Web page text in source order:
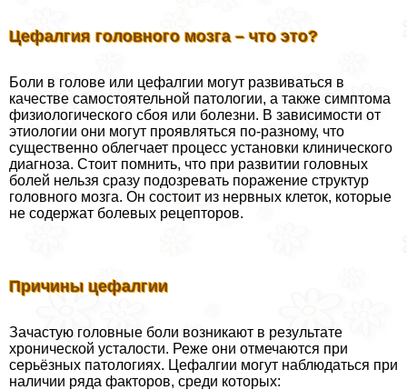
Цефалгия головного мозга – что это?
Боли в голове или цефалгии могут развиваться в
качестве самостоятельной патологии, а также симптома
физиологического сбоя или болезни. В зависимости от
этиологии они могут проявляться по-разному, что
существенно облегчает процесс установки клинического
диагноза. Стоит помнить, что при развитии головных
болей нельзя сразу подозревать поражение структур
головного мозга. Он состоит из нервных клеток, которые
не содержат болевых рецепторов.
Причины цефалгии
Зачастую головные боли возникают в результате
хронической усталости. Реже они отмечаются при
серьёзных патологиях. Цефалгии могут наблюдаться при
наличии ряда факторов, среди которых: